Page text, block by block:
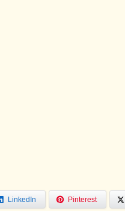
LinkedIn Pinterest